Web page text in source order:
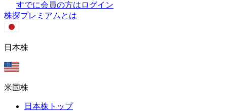
すでに会員の方はログイン
株探プレミアムとは
日本株
米国株
日本株トップ